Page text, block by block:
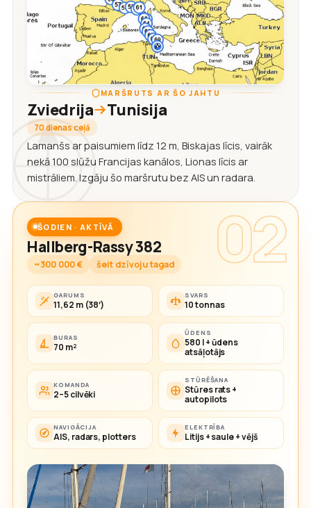
MARŠRUTS AR ŠO JAHTU
Zviedrija Tunisija
70 dienas ceļā
Lamanšs ar paisumiem līdz 12 m, Biskajas līcis, vairāk
nekā 100 slūžu Francijas kanālos, Lionas līcis ar
mistrāliem. Izgāju šo maršrutu bez AIS un radara.
02
ŠODIEN · AKTĪVĀ
Hallberg-Rassy 382
~300 000 € šeit dzīvoju tagad
GARUMS
11,62 m (38′)
SVARS
10 tonnas
BURAS
70 m²
ŪDENS
580 l + ūdens
atsāļotājs
KOMANDA
2–5 cilvēki
STŪRĒŠANA
Stūres rats +
autopilots
NAVIGĀCIJA
AIS, radars, plotters
ELEKTRĪBA
Litijs + saule + vējš